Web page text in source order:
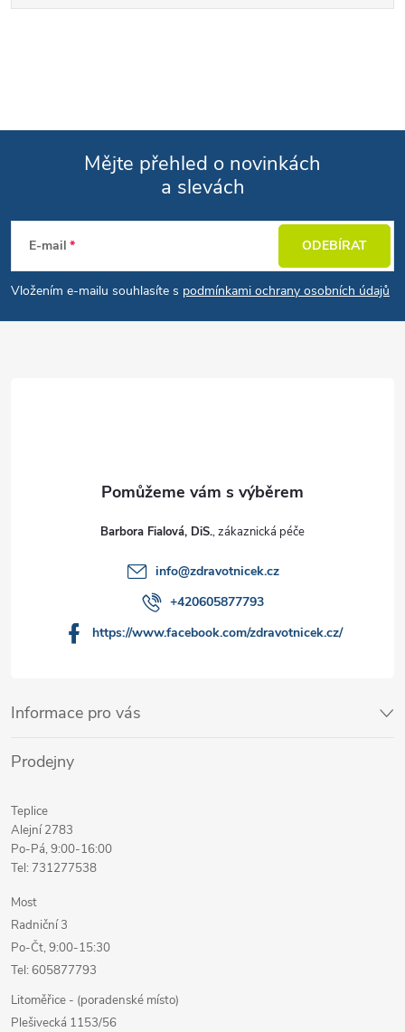
Mějte přehled o novinkách
a slevách
E-mail
Vložením e-mailu souhlasíte s podmínkami ochrany osobních údajů
ODEBÍRAT
Informace pro vás
Prodejny
Teplice
Alejní 2783
Po-Pá, 9:00-16:00
Tel: 731277538
Most
Radniční 3
Po-Čt, 9:00-15:30
Tel: 605877793
Litoměřice - (poradenské místo)
Plešivecká 1153/56
Barbora Fialová, DiS.
info@zdravotnicek.cz
+420605877793
https://www.facebook.com/zdravotnicek.cz/